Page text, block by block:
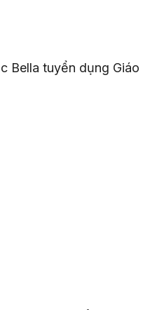
Bella tuyển dụng Giáo